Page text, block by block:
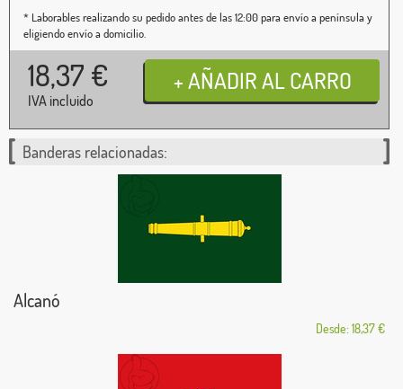
* Laborables realizando su pedido antes de las 12:00 para envío a península y
eligiendo envío a domicilio.
18,37 €
IVA incluido
Banderas relacionadas:
Alcanó
Desde: 18,37 €